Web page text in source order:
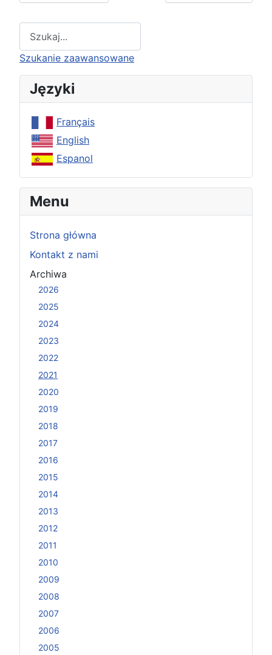
Type 2 or more characters for results.
Szukanie zaawansowane
Języki
Français
English
Espanol
Menu
Strona główna
Kontakt z nami
Archiwa
2026
2025
2024
2023
2022
2021
2020
2019
2018
2017
2016
2015
2014
2013
2012
2011
2010
2009
2008
2007
2006
2005